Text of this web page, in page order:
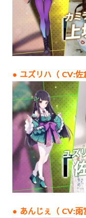
● ユズリハ（ CV:佐
● あんじぇ（ CV:雨